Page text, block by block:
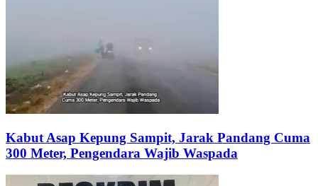
Kabut Asap Kepung Sampit, Jarak Pandang Cuma
300 Meter, Pengendara Wajib Waspada